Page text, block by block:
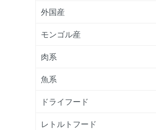
外国産
モンゴル産
肉系
魚系
ドライフード
レトルトフード